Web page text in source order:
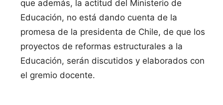
que además, la actitud del Ministerio de
Educación, no está dando cuenta de la
promesa de la presidenta de Chile, de que los
proyectos de reformas estructurales a la
Educación, serán discutidos y elaborados con
el gremio docente.